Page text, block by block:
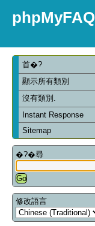
首�?
顯示所有類別
沒有類別.
Instant Response
Sitemap
�?�尋
修改語言